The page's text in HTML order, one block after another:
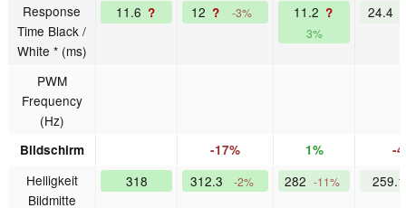
Response
Time Black /
White * (ms)
11.6 ? 12 ? -3% 11.2 ?
3%
24.4
PWM
Frequency
(Hz)
Bildschirm -17% 1% -
Helligkeit
Bildmitte
318 312.3 -2% 282 -11%